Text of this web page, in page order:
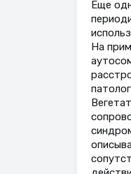
Еще
На